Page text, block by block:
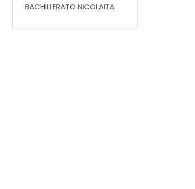
BACHILLERATO NICOLAITA